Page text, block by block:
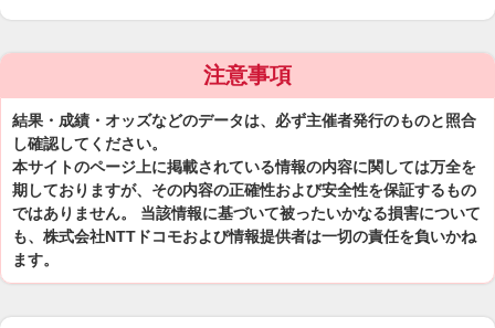
注意事項
結果・成績・オッズなどのデータは、必ず主催者発行のものと照合
し確認してください。
本サイトのページ上に掲載されている情報の内容に関しては万全を
期しておりますが、その内容の正確性および安全性を保証するもの
ではありません。 当該情報に基づいて被ったいかなる損害について
も、株式会社NTTドコモおよび情報提供者は一切の責任を負いかね
ます。